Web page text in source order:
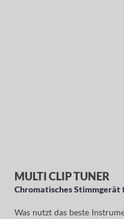
MULTI CLIP TUNER
Chromatisches Stimmgerät
Was nutzt das beste